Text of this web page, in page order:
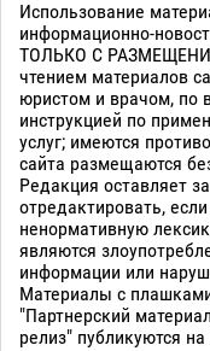
Использование
информационно-
ТОЛЬКО С
чтением материалов
юристом и врачом, по
инструкцией по
услуг; имеются
сайта размещаются
Редакция оставляет
отредактировать,
ненормативную
являются
информации или
Материалы с
"Партнерский
релиз" публикуются